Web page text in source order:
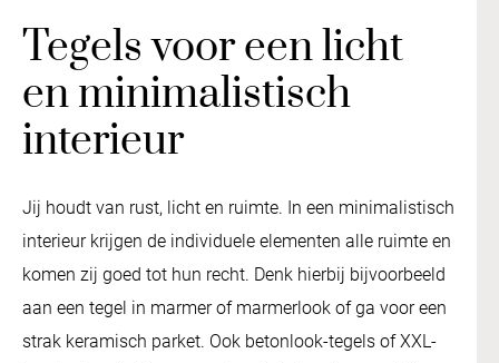
Tegels voor een licht
en minimalistisch
interieur
Jij houdt van rust, licht en ruimte. In een minimalistisch
interieur krijgen de individuele elementen alle ruimte en
komen zij goed tot hun recht. Denk hierbij bijvoorbeeld
aan een tegel in marmer of marmerlook of ga voor een
strak keramisch parket. Ook betonlook-tegels of XXL-